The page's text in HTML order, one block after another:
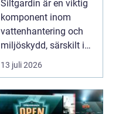
Siltgardin är en viktig
komponent inom
vattenhantering och
miljöskydd, särskilt i
verksamheter som i...
13 juli 2026